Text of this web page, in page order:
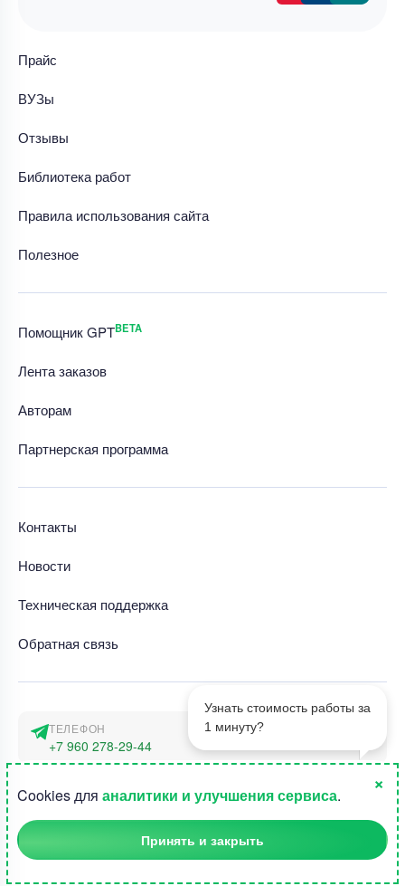
1
Узнать стоимость работы за
1 минуту?
Прайс
ВУЗы
Отзывы
Библиотека работ
Правила использования сайта
Полезное
Помощник GPTBETA
Лента заказов
Авторам
Партнерская программа
Контакты
Новости
Техническая поддержка
Обратная связь
ТЕЛЕФОН
+7 960 278-29-44
г. Москва, наб. Тараса Шевченко 23а
©2015-2026, Студландия -
Cookies для аналитики и улучшения сервиса.
×
Принять и закрыть